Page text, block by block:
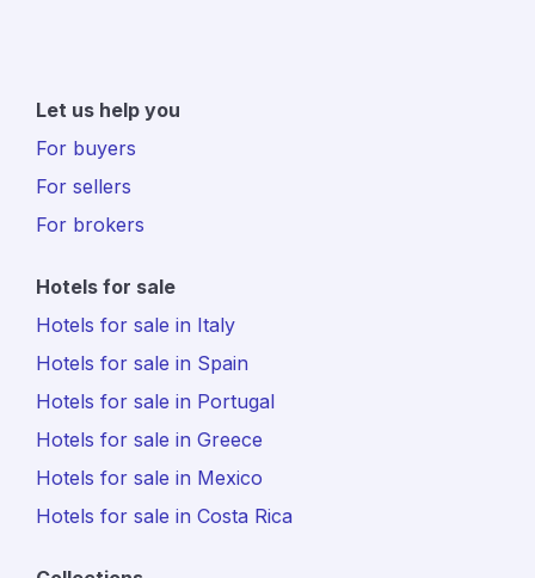
Let us help you
For buyers
For sellers
For brokers
Hotels for sale
Hotels for sale in Italy
Hotels for sale in Spain
Hotels for sale in Portugal
Hotels for sale in Greece
Hotels for sale in Mexico
Hotels for sale in Costa Rica